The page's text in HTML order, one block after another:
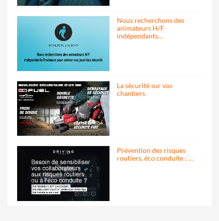
Nous recherchons des
animateurs H/F
indépendants…
La sécurité sur vos
chantiers
Prévention des risques
routiers, éco conduite : …